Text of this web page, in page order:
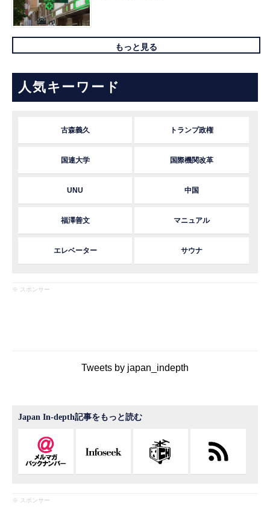
もっと見る
人気キーワード
古森義久 トランプ政権
国連大学 国際機関改革
UNU 中国
福澤善文 マニュアル
エレベーター サウナ
※ スポンサー
Tweets by japan_indepth
Japan In-depth記事をもっと読む
※ スポンサー